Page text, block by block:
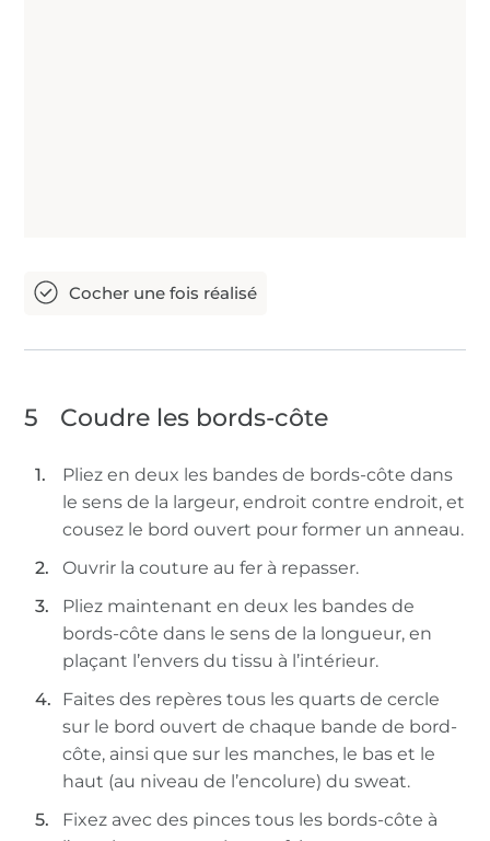
5 Coudre les bords-côte
Pliez en deux les bandes de bords-côte dans
le sens de la largeur, endroit contre endroit, et
cousez le bord ouvert pour former un anneau.
Ouvrir la couture au fer à repasser.
Pliez maintenant en deux les bandes de
bords-côte dans le sens de la longueur, en
plaçant l’envers du tissu à l’intérieur.
Faites des repères tous les quarts de cercle
sur le bord ouvert de chaque bande de bord-
côte, ainsi que sur les manches, le bas et le
haut (au niveau de l’encolure) du sweat.
Fixez avec des pinces tous les bords-côte à